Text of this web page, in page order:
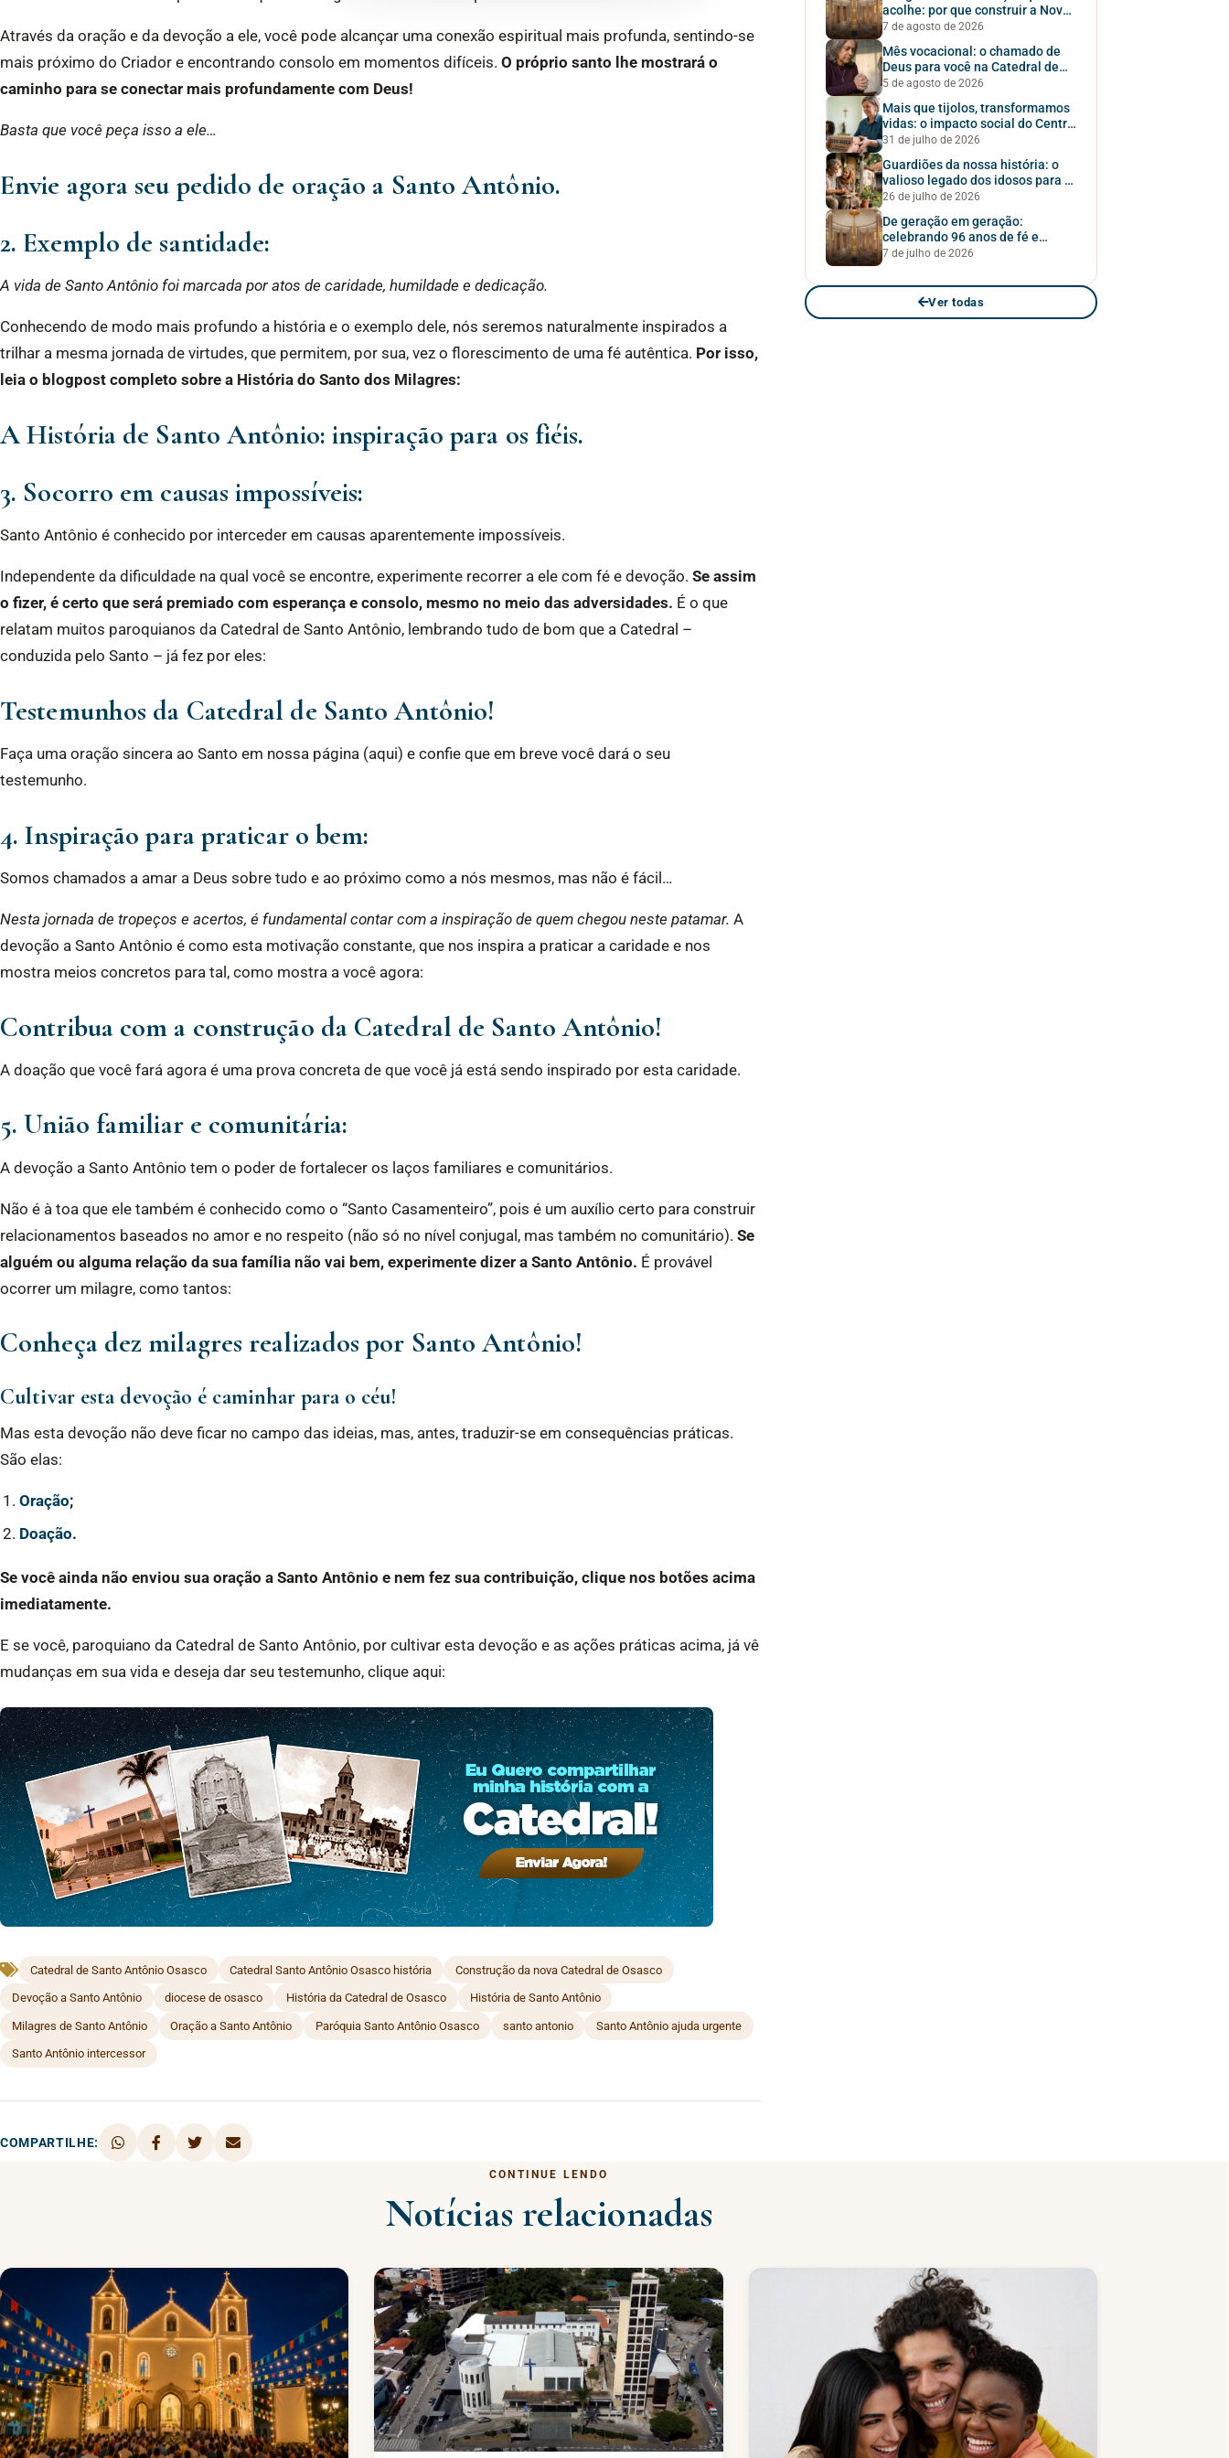
Através da oração e da devoção a ele, você pode alcançar uma conexão espiritual mais profunda, sentindo-se
mais próximo do Criador e encontrando consolo em momentos difíceis. O próprio santo lhe mostrará o
caminho para se conectar mais profundamente com Deus!
Basta que você peça isso a ele…
Envie agora seu pedido de oração a Santo Antônio.
2. Exemplo de santidade:
A vida de Santo Antônio foi marcada por atos de caridade, humildade e dedicação.
Conhecendo de modo mais profundo a história e o exemplo dele, nós seremos naturalmente inspirados a
trilhar a mesma jornada de virtudes, que permitem, por sua, vez o florescimento de uma fé autêntica. Por isso,
leia o blogpost completo sobre a História do Santo dos Milagres:
A História de Santo Antônio: inspiração para os fiéis.
3. Socorro em causas impossíveis:
Santo Antônio é conhecido por interceder em causas aparentemente impossíveis.
Independente da dificuldade na qual você se encontre, experimente recorrer a ele com fé e devoção. Se assim
o fizer, é certo que será premiado com esperança e consolo, mesmo no meio das adversidades. É o que
relatam muitos paroquianos da Catedral de Santo Antônio, lembrando tudo de bom que a Catedral –
conduzida pelo Santo – já fez por eles:
Testemunhos da Catedral de Santo Antônio!
Faça uma oração sincera ao Santo em nossa página (aqui) e confie que em breve você dará o seu
testemunho.
4. Inspiração para praticar o bem:
Somos chamados a amar a Deus sobre tudo e ao próximo como a nós mesmos, mas não é fácil…
Nesta jornada de tropeços e acertos, é fundamental contar com a inspiração de quem chegou neste patamar. A
devoção a Santo Antônio é como esta motivação constante, que nos inspira a praticar a caridade e nos
mostra meios concretos para tal, como mostra a você agora:
Contribua com a construção da Catedral de Santo Antônio!
A doação que você fará agora é uma prova concreta de que você já está sendo inspirado por esta caridade.
5. União familiar e comunitária:
A devoção a Santo Antônio tem o poder de fortalecer os laços familiares e comunitários.
Não é à toa que ele também é conhecido como o “Santo Casamenteiro”, pois é um auxílio certo para construir
relacionamentos baseados no amor e no respeito (não só no nível conjugal, mas também no comunitário). Se
alguém ou alguma relação da sua família não vai bem, experimente dizer a Santo Antônio. É provável
ocorrer um milagre, como tantos:
Conheça dez milagres realizados por Santo Antônio!
Cultivar esta devoção é caminhar para o céu!
Mas esta devoção não deve ficar no campo das ideias, mas, antes, traduzir-se em consequências práticas.
São elas:
Oração;
Doação.
Se você ainda não enviou sua oração a Santo Antônio e nem fez sua contribuição, clique nos botões acima
imediatamente.
E se você, paroquiano da Catedral de Santo Antônio, por cultivar esta devoção e as ações práticas acima, já vê
mudanças em sua vida e deseja dar seu testemunho, clique aqui:
Catedral de Santo Antônio Osasco Catedral Santo Antônio Osasco história Construção da nova Catedral de Osasco
Devoção a Santo Antônio diocese de osasco História da Catedral de Osasco História de Santo Antônio
Milagres de Santo Antônio Oração a Santo Antônio Paróquia Santo Antônio Osasco santo antonio Santo Antônio ajuda urgente
Santo Antônio intercessor
COMPARTILHE:
acolhe: por que construir a Nova
Catedral?
7 de agosto de 2026
Mês vocacional: o chamado de
Deus para você na Catedral de
Osasco
5 de agosto de 2026
Mais que tijolos, transformamos
vidas: o impacto social do Centro
Social São Francisco
31 de julho de 2026
Guardiões da nossa história: o
valioso legado dos idosos para a
Catedral de Osasco
26 de julho de 2026
De geração em geração:
celebrando 96 anos de fé e
construindo o nosso futuro
7 de julho de 2026
Ver todas
CONTINUE LENDO
Notícias relacionadas